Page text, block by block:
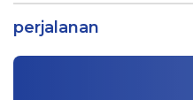
perjalanan
Perjalanan
Khutbah Jum'at